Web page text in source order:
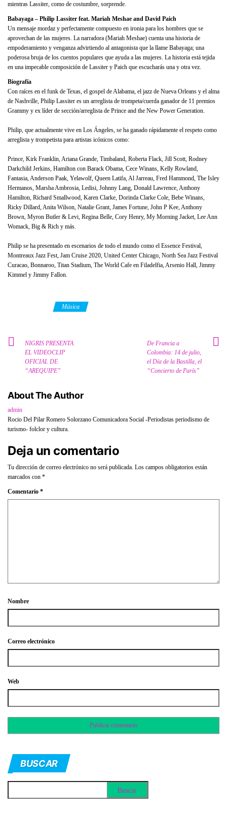
mientras Lassiter, como de costumbre, sorprende.
Babayaga – Philip Lassiter feat. Mariah Meshae and David Paich
Un mensaje mordaz y perfectamente compuesto en ironia para los hombres que se
aprovechan de las mujeres. La narradora (Mariah Meshae) cuenta una historia de
empoderamiento y venganza advirtiendo al antagonista que la llame Babayaga; una
poderosa bruja de los cuentos populares que ayuda a las mujeres. La historia está tejida
en una impecable composición de Lassiter y Paich que escucharás una y otra vez.
Biografía
Con raíces en el funk de Texas, el gospel de Alabama, el jazz de Nueva Orleans y el alma
de Nashville, Philip Lassiter es un arreglista de trompeta/cuerda ganador de 11 premios
Grammy y ex líder de sección/arreglista de Prince and the New Power Generation.
Philip, que actualmente vive en Los Ángeles, se ha ganado rápidamente el respeto como
arreglista y trompetista para artistas icónicos como:
Prince, Kirk Franklin, Ariana Grande, Timbaland, Roberta Flack, Jill Scott, Rodney
Darkchild Jerkins, Hamilton con Barack Obama, Cece Winans, Kelly Rowland,
Fantasia, Anderson Paak, Yelawolf, Queen Latifa, Al Jarreau, Fred Hammond, The Isley
Hermanos, Marsha Ambrosia, Ledisi, Johnny Lang, Donald Lawrence, Anthony
Hamilton, Richard Smallwood, Karen Clarke, Dorinda Clarke Cole, Bebe Winans,
Ricky Dillard, Anita Wilson, Natalie Grant, James Fortune, John P Kee, Anthony
Brown, Myron Butler & Levi, Regina Belle, Cory Henry, My Morning Jacket, Lee Ann
Womack, Big & Rich y más.
Philip se ha presentado en escenarios de todo el mundo como el Essence Festival,
Montreaux Jazz Fest, Jam Cruise 2020, United Center Chicago, North Sea Jazz Festival
Curacao, Bonnaroo, Titan Stadium, The World Cafe en Filadelfia, Arsenio Hall, Jimmy
Kimmel y Jimmy Fallon.
Música
NIGRIS PRESENTA
EL VIDEOCLIP
OFICIAL DE
“AREQUIPE”
De Francia a
Colombia: 14 de julio,
el Día de la Bastilla, el
“Concierto de París”
About The Author
admin
Rocio Del Pilar Romero Solorzano Comunicadora Social -Periodistas periodismo de
turismo- folclor y cultura.
Deja un comentario
Tu dirección de correo electrónico no será publicada. Los campos obligatorios están
marcados con *
Comentario *
Nombre
Correo electrónico
Web
BUSCAR